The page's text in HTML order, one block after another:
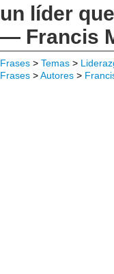
un líder
— Francis
Frases > Temas >
Frases >Autores >